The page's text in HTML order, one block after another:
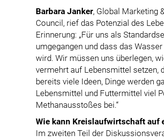
Barbara Janker, Global Marketing
Council, rief das Potenzial des
Erinnerung: „Für uns als
umgegangen und dass das
wird. Wir müssen uns überlegen,
vermehrt auf Lebensmittel setzen,
bereits viele Ideen, Dinge werden
Lebensmittel und Futtermittel viel
Methanausstoßes bei.“
Wie kann Kreislaufwirtschaft auf
Im zweiten Teil der